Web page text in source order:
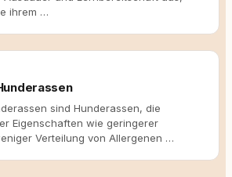
ihrem …
sind Hunderassen, die
Eigenschaften wie geringerer
Verteilung von Allergenen …